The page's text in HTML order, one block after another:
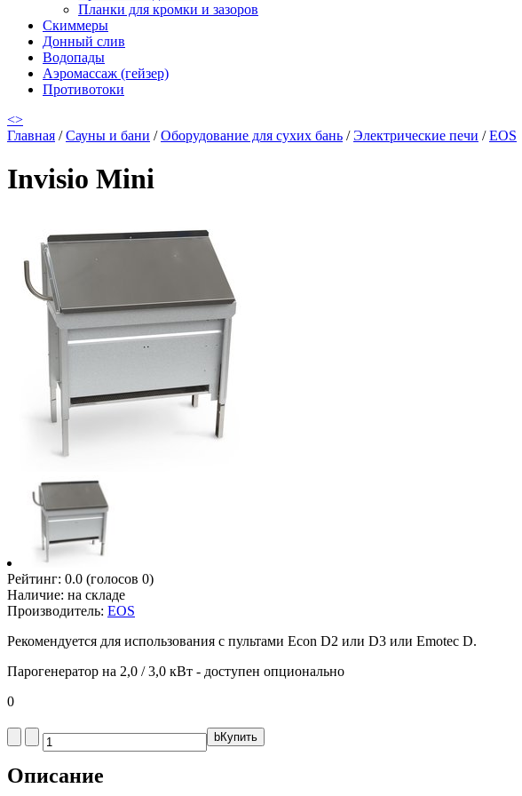
Планки для кромки и зазоров
Скиммеры
Донный слив
Водопады
Аэромассаж (гейзер)
Противотоки
<>
Главная /Сауны и бани /Оборудование для сухих бань /Электрические печи /EOS
Invisio Mini
Рейтинг: 0.0 (голосов 0)
Наличие: на складе
Производитель: EOS
Рекомендуется для использования с пультами Econ D2 или D3 или Emotec D.
Парогенератор на 2,0 / 3,0 кВт - доступен опционально
0
bКупить
Описание